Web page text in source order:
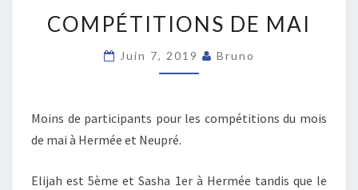
O
P
É
I
N
COMPÉTITIONS DE MAI
Juin 7, 2019 Bruno
Moins de participants pour les compétitions du mois
de mai à Hermée et Neupré.
Elijah est 5ème et Sasha 1er à Hermée tandis que le